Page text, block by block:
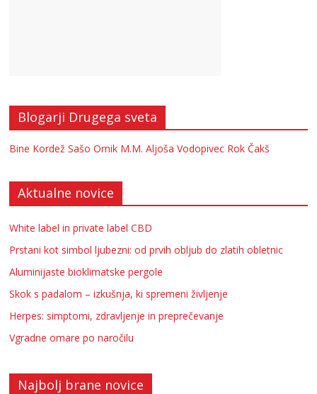
Blogarji Drugega sveta
Bine Kordež Sašo Ornik M.M. Aljoša Vodopivec Rok Čakš
Aktualne novice
White label in private label CBD
Prstani kot simbol ljubezni: od prvih obljub do zlatih obletnic
Aluminijaste bioklimatske pergole
Skok s padalom – izkušnja, ki spremeni življenje
Herpes: simptomi, zdravljenje in preprečevanje
Vgradne omare po naročilu
Najbolj brane novice